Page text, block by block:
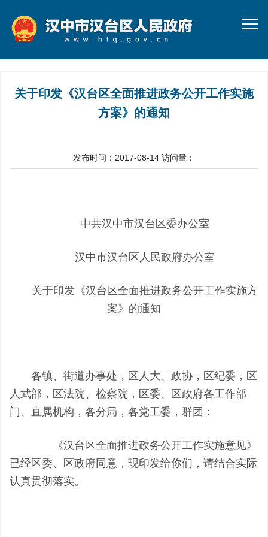
关于印发《汉台区全面推进政务公开工作实施
方案》的通知
发布时间：2017-08-14 访问量：
中共汉中市汉台区委办公室
汉中市汉台区人民政府办公室
关于印发《汉台区全面推进政务公开工作实施方
案》的通知
各镇、街道办事处，区人大、政协，区纪委，区
人武部，区法院、检察院，区委、区政府各工作部
门、直属机构，各分局，各党工委，群团：
《汉台区全面推进政务公开工作实施意见》
已经区委、区政府同意，现印发给你们，请结合实际
认真贯彻落实。